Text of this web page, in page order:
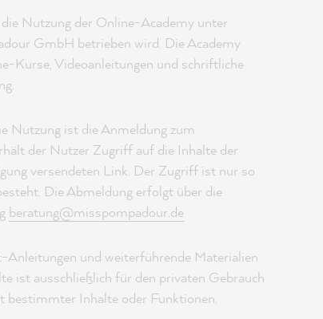
Nutzung der Online-Academy unter
GmbH betrieben wird. Die Academy
Kurse, Videoanleitungen und schriftliche
Nutzung ist die Anmeldung zum
der Nutzer Zugriff auf die Inhalte der
versendeten Link. Der Zugriff ist nur so
Die Abmeldung erfolgt über die
beratung@misspompadour.de
und weiterführende Materialien
ist ausschließlich für den privaten Gebrauch
bestimmter Inhalte oder Funktionen.